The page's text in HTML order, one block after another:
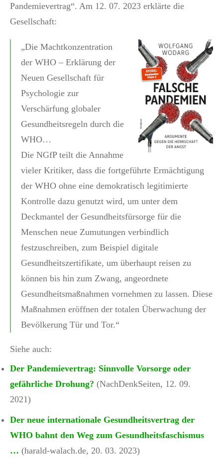
Pandemievertrag“. Am 12. 07. 2023 erklärte die
Gesellschaft:
„Die Machtkonzentration
der WHO – Erklärung der
Neuen Gesellschaft für
Psychologie zur
Verschärfung globaler
Gesundheitsregeln durch die
WHO…
Die NGfP teilt die Annahme
vieler Kritiker, dass die fortgeführte Ermächtigung
der WHO ohne eine demokratisch legitimierte
Kontrolle dazu genutzt wird, um unter dem
Deckmantel der Gesundheitsfürsorge für die
Menschen neue Zumutungen verbindlich
festzuschreiben, zum Beispiel digitale
Gesundheitszertifikate, um überhaupt reisen zu
können bis hin zum Zwang, angeordnete
Gesundheitsmaßnahmen vornehmen zu lassen. Diese
Maßnahmen eröffnen der totalen Überwachung der
Bevölkerung Tür und Tor.“
Siehe auch:
Der Pandemievertrag: Sinnvolle Vorsorge oder
gefährliche Drohung? (NachDenkSeiten, 12. 09.
2021)
Der neue internationale Gesundheitsvertrag der
WHO bahnt den Weg zum Gesundheitsfaschismus
… (harald-walach.de, 20. 03. 2023)